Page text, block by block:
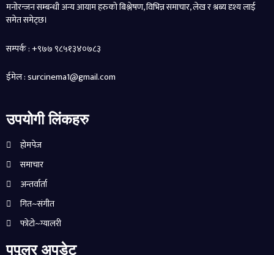
मनोरन्जन सम्बन्धी अन्य आयाम हरुको बिश्लेषण, विभिन्न समाचार, लेख र श्रब्य दृश्य लाई
समेत समेट्छ।
सम्पर्क : +९७७ ९८५१३४०७८३
ईमेल : surcinema1@gmail.com
उपयोगी लिंकहरु
होमपेज
समाचार
अन्तर्वार्ता
गित~संगीत
फोटो~ग्यालरी
पपुलर अपडेट